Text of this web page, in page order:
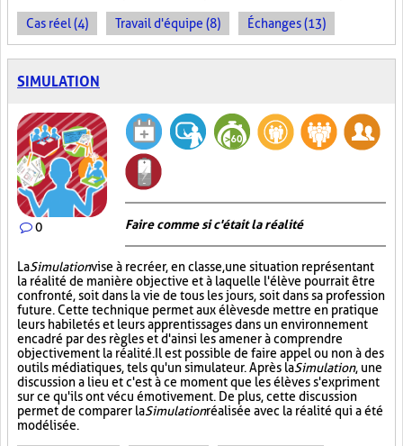
Cas réel (4) Travail d'équipe (8) Échanges (13)
SIMULATION
0 Faire comme si c'était la réalité
LaSimulationvise à recréer, en classe, une situation représentant
la réalité de manière objective et à laquelle l'élève pourrait être
confronté, soit dans la vie de tous les jours, soit dans sa profession
future. Cette technique permet aux élèves de mettre en pratique
leurs habiletés et leurs apprentissages dans un environnement
encadré par des règles et d'ainsi les amener à comprendre
objectivement la réalité. Il est possible de faire appel ou non à des
outils médiatiques, tels qu'un simulateur. Après laSimulation, une
discussion a lieu et c'est à ce moment que les élèves s'expriment
sur ce qu'ils ont vécu émotivement. De plus, cette discussion
permet de comparer laSimulationréalisée avec la réalité qui a été
modélisée.